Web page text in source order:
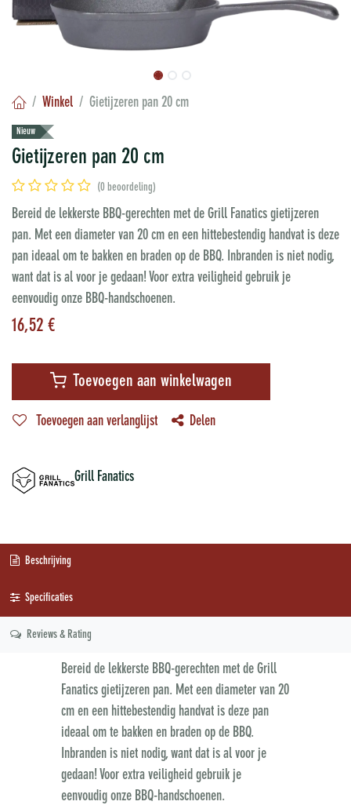
Winkel Gietijzeren pan 20 cm
Nieuw
Gietijzeren pan 20 cm
(0 beoordeling)
Bereid de lekkerste BBQ-gerechten met de Grill Fanatics gietijzeren
pan. Met een diameter van 20 cm en een hittebestendig handvat is deze
pan ideaal om te bakken en braden op de BBQ. Inbranden is niet nodig,
want dat is al voor je gedaan! Voor extra veiligheid gebruik je
eenvoudig onze BBQ-handschoenen.
16,52 €
Toevoegen aan winkelwagen
Toevoegen aan verlanglijst Delen
Grill Fanatics
Beschrijving
Specificaties
Reviews & Rating
Bereid de lekkerste BBQ-gerechten met de Grill
Fanatics gietijzeren pan. Met een diameter van 20
cm en een hittebestendig handvat is deze pan
ideaal om te bakken en braden op de BBQ.
Inbranden is niet nodig, want dat is al voor je
gedaan! Voor extra veiligheid gebruik je
eenvoudig onze BBQ-handschoenen.